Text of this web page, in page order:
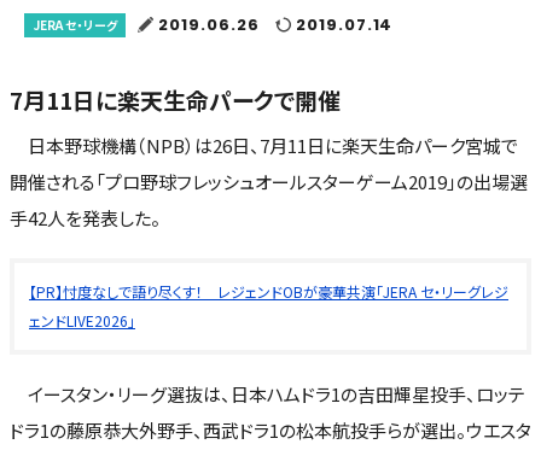
JERA セ・リーグ 2019.06.26 2019.07.14
7月11日に楽天生命パークで開催
日本野球機構（NPB）は26日、7月11日に楽天生命パーク宮城で
開催される「プロ野球フレッシュオールスターゲーム2019」の出場選
手42人を発表した。
【PR】忖度なしで語り尽くす！ レジェンドOBが豪華共演「JERA セ・リーグレジ
ェンドLIVE2026」
イースタン・リーグ選抜は、日本ハムドラ1の吉田輝星投手、ロッテ
ドラ1の藤原恭大外野手、西武ドラ1の松本航投手らが選出。ウエスタ